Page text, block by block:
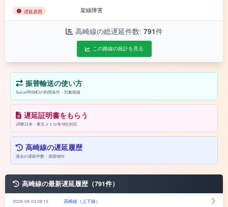
遅延原因 架線障害
高崎線の総遅延件数: 791件
この路線の統計を見る
振替輸送の使い方
Suica/PASMOの利用条件・対象路線
遅延証明書をもらう
JR東日本・東京メトロ等18社対応
高崎線の遅延履歴
過去の遅延件数・原因傾向
高崎線の最新遅延履歴（791件）
2026-08-03 08:15 高崎線（上下線）